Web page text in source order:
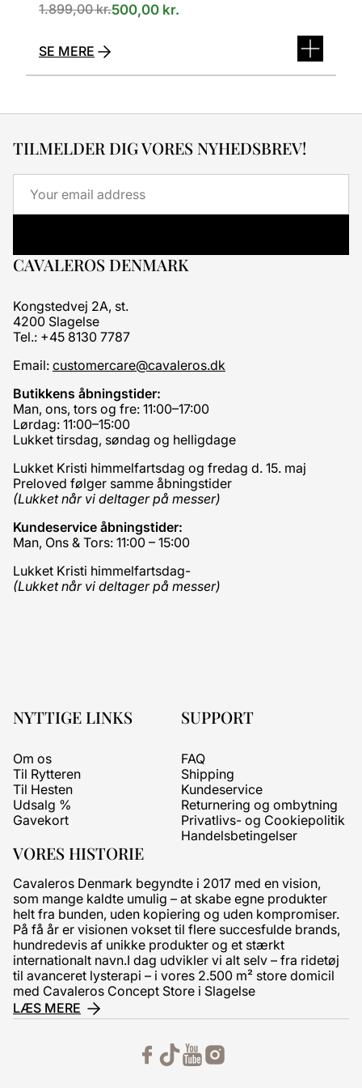
1.899,00kr.500,00 kr.
SE MERE
VORES HISTORIE
Cavaleros Denmark begyndte i 2017 med en vision,
som mange kaldte umulig – at skabe egne produkter
helt fra bunden, uden kopiering og uden kompromiser.
På få år er visionen vokset til flere succesfulde brands,
hundredevis af unikke produkter og et stærkt
internationalt navn.I dag udvikler vi alt selv – fra ridetøj
til avanceret lysterapi – i vores 2.500 m² store domicil
med Cavaleros Concept Store i Slagelse
LÆS MERE
TILMELDER DIG VORES NYHEDSBREV!
Email
CAVALEROS DENMARK
Kongstedvej 2A, st.
4200 Slagelse
Tel.: +45 8130 7787
Email: customercare@cavaleros.dk
Butikkens åbningstider:
Man, ons, tors og fre: 11:00–17:00
Lørdag: 11:00–15:00
Lukket tirsdag, søndag og helligdage
Lukket Kristi himmelfartsdag og fredag d. 15. maj
Preloved følger samme åbningstider
(Lukket når vi deltager på messer)
Kundeservice åbningstider:
Man, Ons & Tors: 11:00 – 15:00
Lukket Kristi himmelfartsdag-
(Lukket når vi deltager på messer)
NYTTIGE LINKS
Om os
Til Rytteren
Til Hesten
Udsalg %
Gavekort
SUPPORT
FAQ
Shipping
Kundeservice
Returnering og ombytning
Privatlivs- og Cookiepolitik
Handelsbetingelser